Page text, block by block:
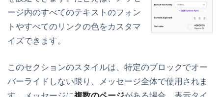
ージ内のすべてのテキストのフォン
トやすべてのリンクの色をカスタマ
イズできます。
このセクションのスタイルは、特定のブロックでオー
バーライドしない限り、メッセージ全体で使用されま